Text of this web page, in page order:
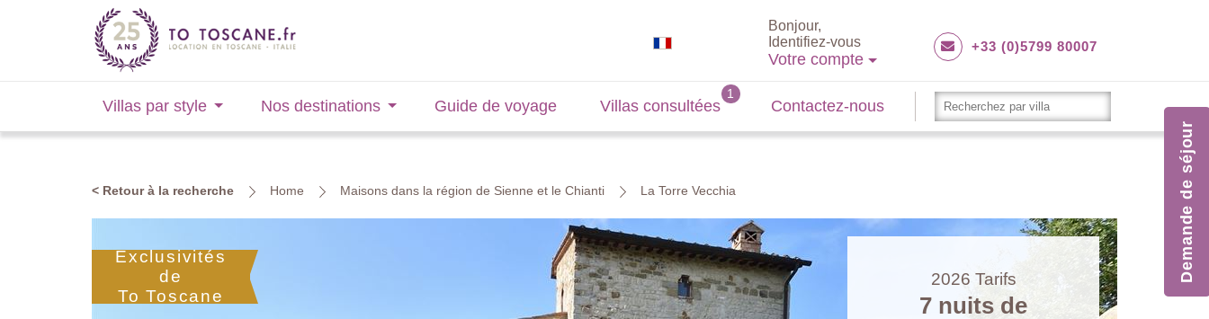
Bonjour,
Identifiez-vous
Votre compte
+33 (0)5799 80007
Villas par style Nos destinations Guide de voyage Villas consultées Contactez-nous
< Retour à la recherche Home Maisons dans la région de Sienne et le Chianti La Torre Vecchia
Exclusivités
de
To Toscane
2026 Tarifs
7 nuits de
Demande de séjour